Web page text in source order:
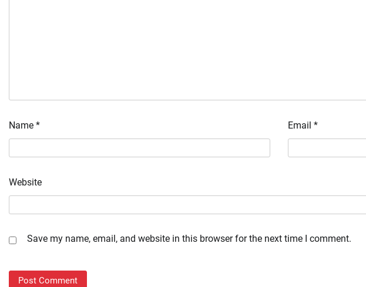
Name * Email *
Website
Save my name, email, and website in this browser for the next time I comment.